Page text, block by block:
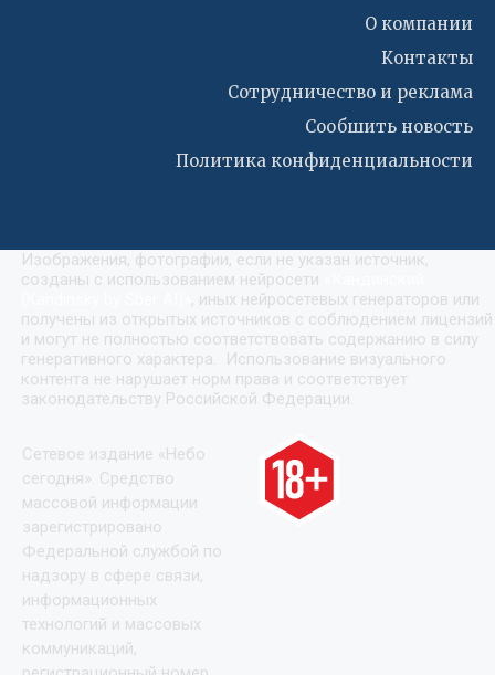
О компании
Контакты
Сотрудничество и реклама
Сообшить новость
Политика конфиденциальности
Изображения, фотографии, если не указан источник,
созданы с использованием нейросети
, иных нейросетевых генераторов или
получены из открытых источников с соблюдением лицензий
и могут не полностью соответствовать содержанию в силу
генеративного характера. Использование визуального
контента не нарушает норм права и соответствует
законодательству Российской Федерации.
Сетевое издание «Небо
сегодня». Средство
массовой информации
зарегистрировано
Федеральной службой по
надзору в сфере связи,
информационных
технологий и массовых
коммуникаций,